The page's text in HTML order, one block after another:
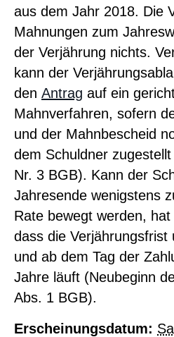
aus dem Jahr 2018. Die
Mahnungen zum
der Verjährung nichts.
kann der
den Antrag auf ein
Mahnverfahren, sofern
und der Mahnbescheid
dem Schuldner
Nr. 3 BGB). Kann der
Jahresende wenigstens
Rate bewegt werden,
dass die Verjährungsfrist
und ab dem Tag der
Jahre läuft (Neubeginn
Abs. 1 BGB).
Erscheinungsdatum: